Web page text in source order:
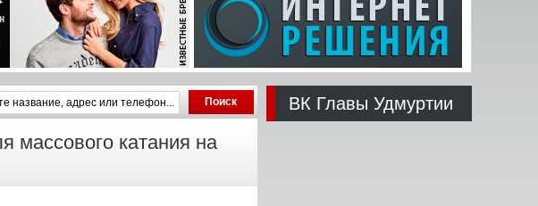
массового катания на
ВК Главы Удмуртии